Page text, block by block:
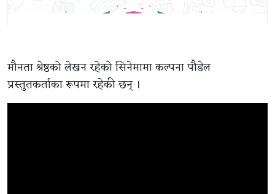
मौनता श्रेष्ठको लेखन रहेको सिनेमामा कल्पना पौडेल
प्रस्तुतकर्ताका रूपमा रहेकी छन् ।